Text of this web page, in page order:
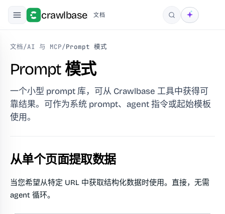
crawlbase 文档
搜索
文档/AI 与 MCP/Prompt 模式
Prompt 模式
一个小型 prompt 库，可从 Crawlbase 工具中获得可
靠结果。可作为系统 prompt、agent 指令或起始模板
使用。
从单个页面提取数据
当您希望从特定 URL 中获取结构化数据时使用。直接，无需
agent 循环。